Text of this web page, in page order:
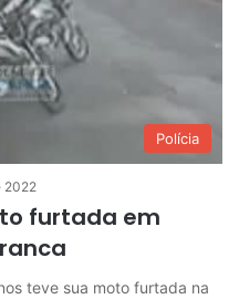
Polícia
2022
furtada em
teve sua moto furtada na